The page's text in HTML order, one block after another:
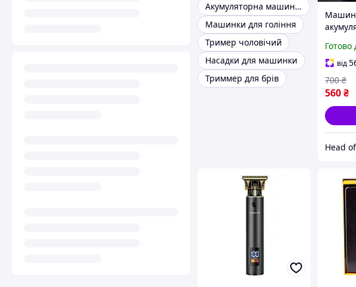
Акумуляторна машинка для стрижки
Машинки для гоління
Тример чоловічий
Насадки для машинки
Триммер для брів
Готово
від
560₴
700 ₴
Head